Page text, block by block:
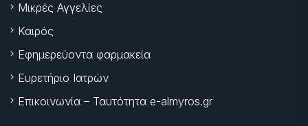
Μικρές Αγγελίες
Καιρός
Εφημερεύοντα φαρμακεία
Ευρετήριο Ιατρών
Επικοινωνία – Ταυτότητα e-almyros.gr